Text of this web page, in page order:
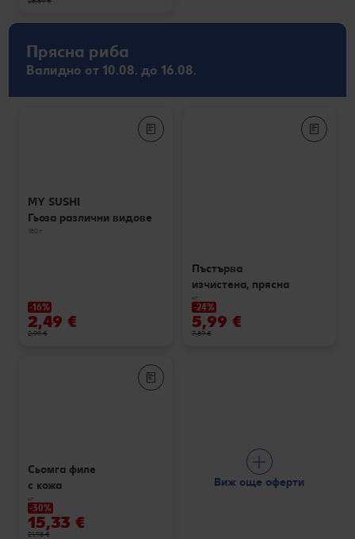
Прясна риба
Валидно от 10.08. до 16.08.
MY SUSHI
Гьоза различни видове
180 г
-16%
2,49 €
2,99 €
Пъстърва
изчистена, прясна
кг
-24%
5,99 €
7,89 €
Сьомга филе
с кожа
кг
-30%
15,33 €
21,98 €
Виж още оферти